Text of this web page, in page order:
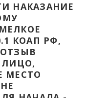
НАКАЗАНИЕ
КОАП РФ,
МЕСТО